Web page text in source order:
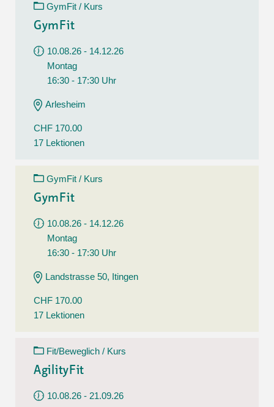
GymFit / Kurs
GymFit
10.08.26 - 14.12.26
Montag
16:30 - 17:30 Uhr
Arlesheim
CHF 170.00
17 Lektionen
GymFit / Kurs
GymFit
10.08.26 - 14.12.26
Montag
16:30 - 17:30 Uhr
Landstrasse 50, Itingen
CHF 170.00
17 Lektionen
Fit/Beweglich / Kurs
AgilityFit
10.08.26 - 21.09.26